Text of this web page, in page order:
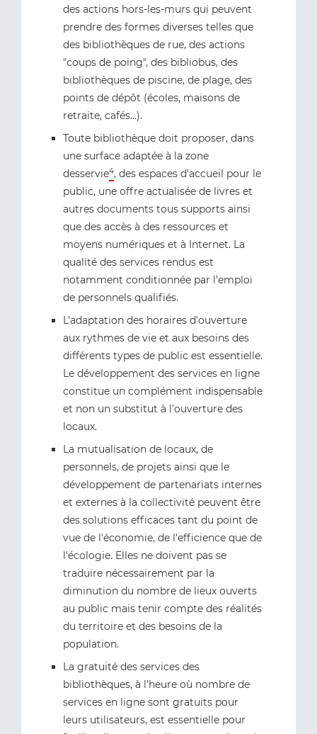
des actions hors-les-murs qui peuvent
prendre des formes diverses telles que
des bibliothèques de rue, des actions
"coups de poing", des bibliobus, des
bibliothèques de piscine, de plage, des
points de dépôt (écoles, maisons de
retraite, cafés...).
Toute bibliothèque doit proposer, dans
une surface adaptée à la zone
desservie4, des espaces d’accueil pour le
public, une offre actualisée de livres et
autres documents tous supports ainsi
que des accès à des ressources et
moyens numériques et à Internet. La
qualité des services rendus est
notamment conditionnée par l’emploi
de personnels qualifiés.
L’adaptation des horaires d’ouverture
aux rythmes de vie et aux besoins des
différents types de public est essentielle.
Le développement des services en ligne
constitue un complément indispensable
et non un substitut à l’ouverture des
locaux.
La mutualisation de locaux, de
personnels, de projets ainsi que le
développement de partenariats internes
et externes à la collectivité peuvent être
des solutions efficaces tant du point de
vue de l'économie, de l'efficience que de
l'écologie. Elles ne doivent pas se
traduire nécessairement par la
diminution du nombre de lieux ouverts
au public mais tenir compte des réalités
du territoire et des besoins de la
population.
La gratuité des services des
bibliothèques, à l’heure où nombre de
services en ligne sont gratuits pour
leurs utilisateurs, est essentielle pour